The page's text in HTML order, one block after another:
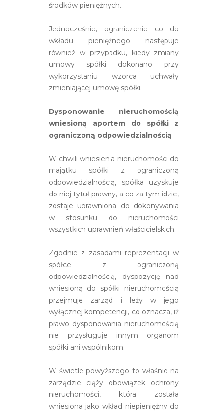
środków pieniężnych.
Jednocześnie, ograniczenie co do
wkładu pieniężnego następuje
również w przypadku, kiedy zmiany
umowy spółki dokonano przy
wykorzystaniu wzorca uchwały
zmieniającej umowę spółki.
Dysponowanie nieruchomością
wniesioną aportem do spółki z
ograniczoną odpowiedzialnością
W chwili wniesienia nieruchomości do
majątku spółki z ograniczoną
odpowiedzialnością, spółka uzyskuje
do niej tytuł prawny, a co za tym idzie,
zostaje uprawniona do dokonywania
w stosunku do nieruchomości
wszystkich uprawnień właścicielskich.
Zgodnie z zasadami reprezentacji w
spółce z ograniczoną
odpowiedzialnością, dyspozycję nad
wniesioną do spółki nieruchomością
przejmuje zarząd i leży w jego
wyłącznej kompetencji, co oznacza, iż
prawo dysponowania nieruchomością
nie przysługuje innym organom
spółki ani wspólnikom.
W świetle powyższego to właśnie na
zarządzie ciąży obowiązek ochrony
nieruchomości, która została
wniesiona jako wkład niepieniężny do